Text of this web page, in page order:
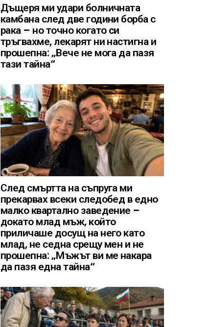
Дъщеря ми удари болничната
камбана след две години борба с
рака – но точно когато си
тръгвахме, лекарят ни настигна и
прошепна: „Вече не мога да пазя
тази тайна“
След смъртта на съпруга ми
прекарвах всеки следобед в едно
малко квартално заведение –
докато млад мъж, който
приличаше досущ на него като
млад, не седна срещу мен и не
прошепна: „Мъжът ви ме накара
да пазя една тайна“